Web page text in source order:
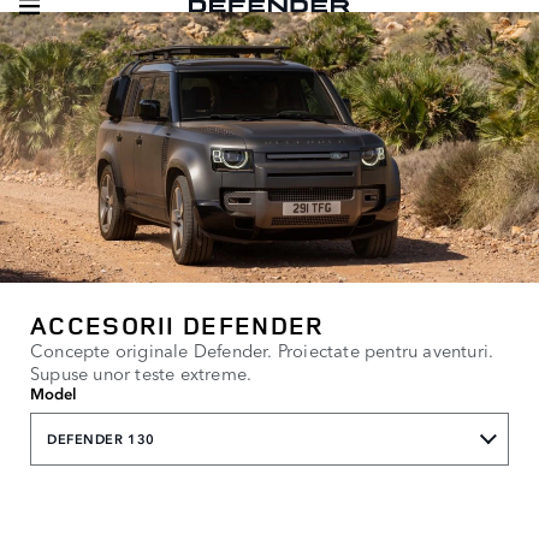
ACCESORII DEFENDER
Concepte originale Defender. Proiectate pentru aventuri.
Supuse unor teste extreme.
Model
DEFENDER 130